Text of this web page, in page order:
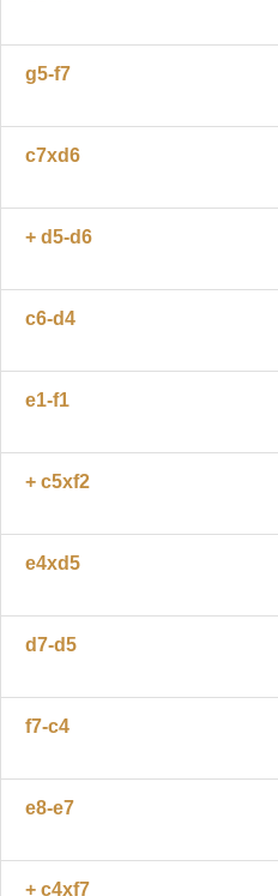
g5-f7
c7xd6
+ d5-d6
c6-d4
e1-f1
+ c5xf2
e4xd5
d7-d5
f7-c4
e8-e7
+ c4xf7